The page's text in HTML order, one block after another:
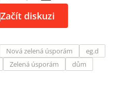
Začít diskuzi
Nová zelená úsporám
eg.d
Zelená úsporám dům